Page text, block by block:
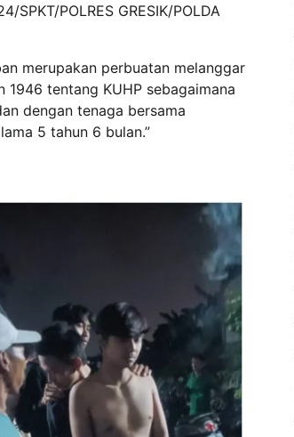
POLRES GRESIK/POLDA
merupakan perbuatan melanggar
tentang KUHP sebagaimana
dengan tenaga bersama
5 tahun 6 bulan.”